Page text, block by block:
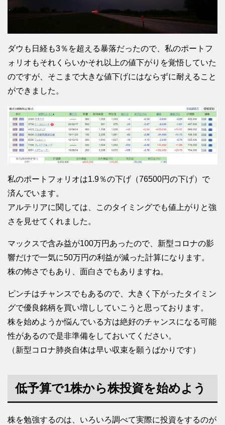
ダウも日経も3％を超える暴落だったので、私のポートフ
ォリオもそれくらいかそれ以上の値下がりを覚悟していた
のですが、そこまで大きな値下げにはならずに耐えること
ができました。
私のポートフォリオは1.9％の下げ（76500円の下げ）で
済んでいます。
アルテリアに関しては、このタイミングでも値上がりと強
さを見せてくれました。
マックスで含み益が100万円あったので、新型コロナの影
響だけで一気に50万円の利益が減った計算になります。
株の怖さでもあり、面白さでもありますね。
ピンチはチャンスでもあるので、大きく下がったタイミン
グで優良銘柄を買い増ししていこうと思っております。
株を始めようか悩んでいる方は絶好のチャンスになる可能
性があるので是非準備をしておいてください。
（新型コロナ肺炎自体は早い収束を願うばかりです）
低予算で1株から株投資を始めよう
株を勉強するのは、いろいろ調べて実際に投資をするのが